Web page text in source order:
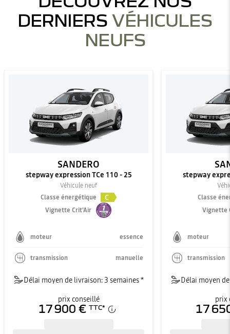
DERNIERS VÉHICULES
NEUFS
SANDERO
stepway expression TCe 110 - 25
Véhicule neuf
Classe énergétique
C
Vignette Crit'Air
moteur essence
transmission manuelle
Délai moyen de livraison: 3 semaines *
prix conseillé
17 900 € TTC*
stepway
Classe
Vignette
moteur
transmission
Délai moyen
prix
17